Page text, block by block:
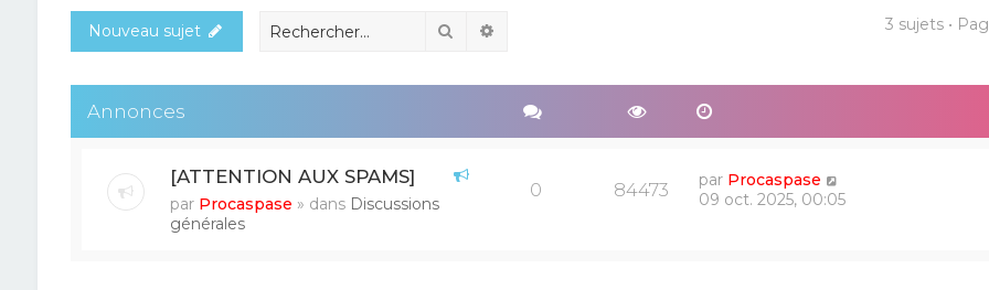
Nouveau sujet Rechercher 3 sujets •
Annonces
[ATTENTION AUX SPAMS]
par Procaspase » dans Discussions
générales
0 84473 par Procaspase
09 oct. 2025, 00:05